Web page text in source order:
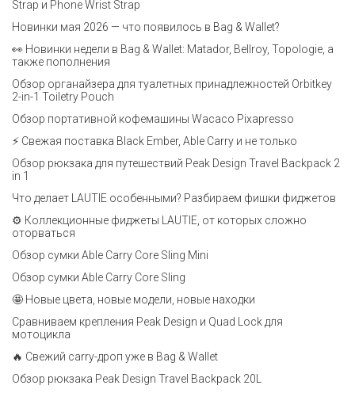
Strap и Phone Wrist Strap
Новинки мая 2026 — что появилось в Bag & Wallet?
👀 Новинки недели в Bag & Wallet: Matador, Bellroy, Topologie, а
также пополнения
Обзор органайзера для туалетных принадлежностей Orbitkey
2-in-1 Toiletry Pouch
Обзор портативной кофемашины Wacaco Pixapresso
⚡ Свежая поставка Black Ember, Able Carry и не только
Обзор рюкзака для путешествий Peak Design Travel Backpack 2
in 1
Что делает LAUTIE особенными? Разбираем фишки фиджетов
⚙️ Коллекционные фиджеты LAUTIE, от которых сложно
оторваться
Обзор сумки Able Carry Core Sling Mini
Обзор сумки Able Carry Core Sling
🤩 Новые цвета, новые модели, новые находки
Сравниваем крепления Peak Design и Quad Lock для
мотоцикла
🔥 Свежий carry-дроп уже в Bag & Wallet
Обзор рюкзака Peak Design Travel Backpack 20L